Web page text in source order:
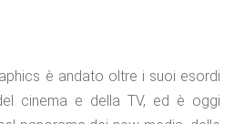
è andato oltre i suoi esordi
cinema e della TV, ed è oggi